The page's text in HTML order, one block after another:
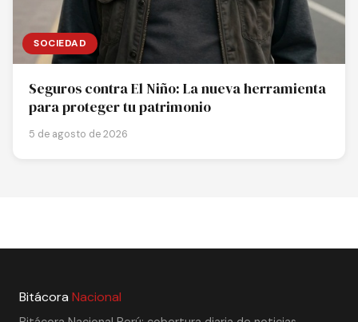
SOCIEDAD
Seguros contra El Niño: La nueva herramienta
para proteger tu patrimonio
5 de agosto de 2026
Bitácora Nacional